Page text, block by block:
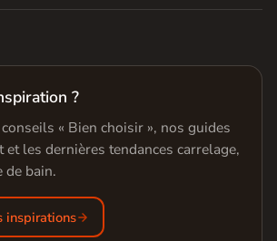
?
« Bien choisir », nos guides
et les dernières tendances carrelage,
de bain.
inspirations